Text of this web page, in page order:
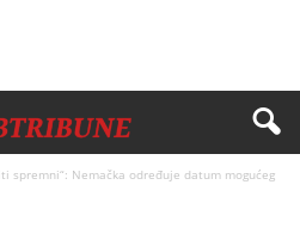
spremni“: Nemačka određuje datum mogućeg